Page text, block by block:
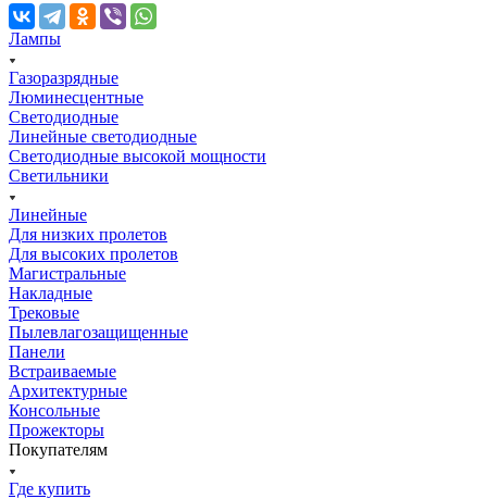
Лампы
Газоразрядные
Люминесцентные
Светодиодные
Линейные светодиодные
Светодиодные высокой мощности
Светильники
Линейные
Для низких пролетов
Для высоких пролетов
Магистральные
Накладные
Трековые
Пылевлагозащищенные
Панели
Встраиваемые
Архитектурные
Консольные
Прожекторы
Покупателям
Где купить